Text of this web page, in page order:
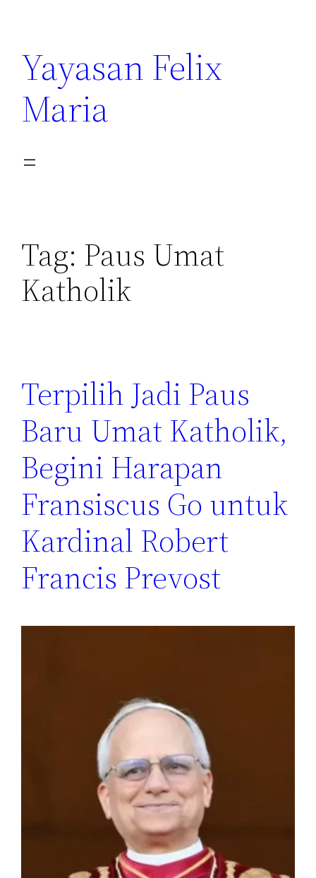
Yayasan Felix
Maria
Tag: Paus Umat
Katholik
Terpilih Jadi Paus
Baru Umat Katholik,
Begini Harapan
Fransiscus Go untuk
Kardinal Robert
Francis Prevost